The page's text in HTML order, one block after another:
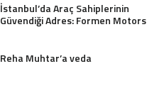
İstanbul’da Araç Sahiplerinin
Güvendiği Adres: Formen Motors
Reha Muhtar’a veda